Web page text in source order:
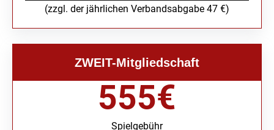
(zzgl. der jährlichen Verbandsabgabe 47 €)
ZWEIT-Mitgliedschaft
Spielgebühr
555€